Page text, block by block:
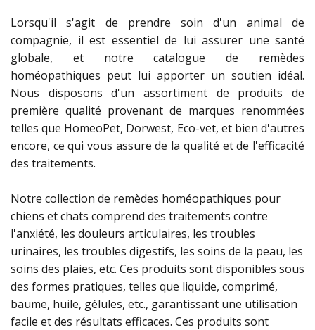
Lorsqu'il s'agit de prendre soin d'un animal de
compagnie, il est essentiel de lui assurer une santé
globale, et notre catalogue de remèdes
homéopathiques peut lui apporter un soutien idéal.
Nous disposons d'un assortiment de produits de
première qualité provenant de marques renommées
telles que HomeoPet, Dorwest, Eco-vet, et bien d'autres
encore, ce qui vous assure de la qualité et de l'efficacité
des traitements.
Notre collection de remèdes homéopathiques pour
chiens et chats comprend des traitements contre
l'anxiété, les douleurs articulaires, les troubles
urinaires, les troubles digestifs, les soins de la peau, les
soins des plaies, etc. Ces produits sont disponibles sous
des formes pratiques, telles que liquide, comprimé,
baume, huile, gélules, etc., garantissant une utilisation
facile et des résultats efficaces. Ces produits sont